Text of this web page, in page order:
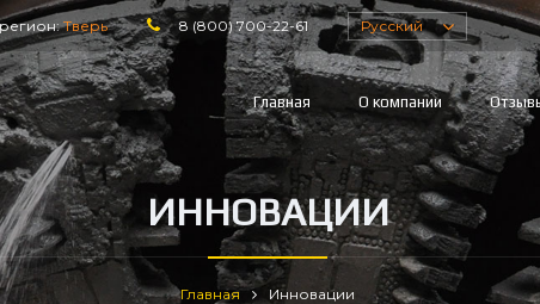
Тверь 8 (800) 700-22-61 Русский
Главная О компании
ИННОВАЦИИ
Главная Инновации